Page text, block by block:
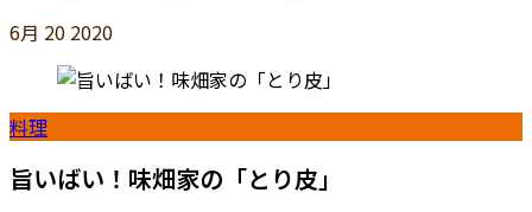
6月 20 2020
料理
旨いばい！味畑家の「とり皮」